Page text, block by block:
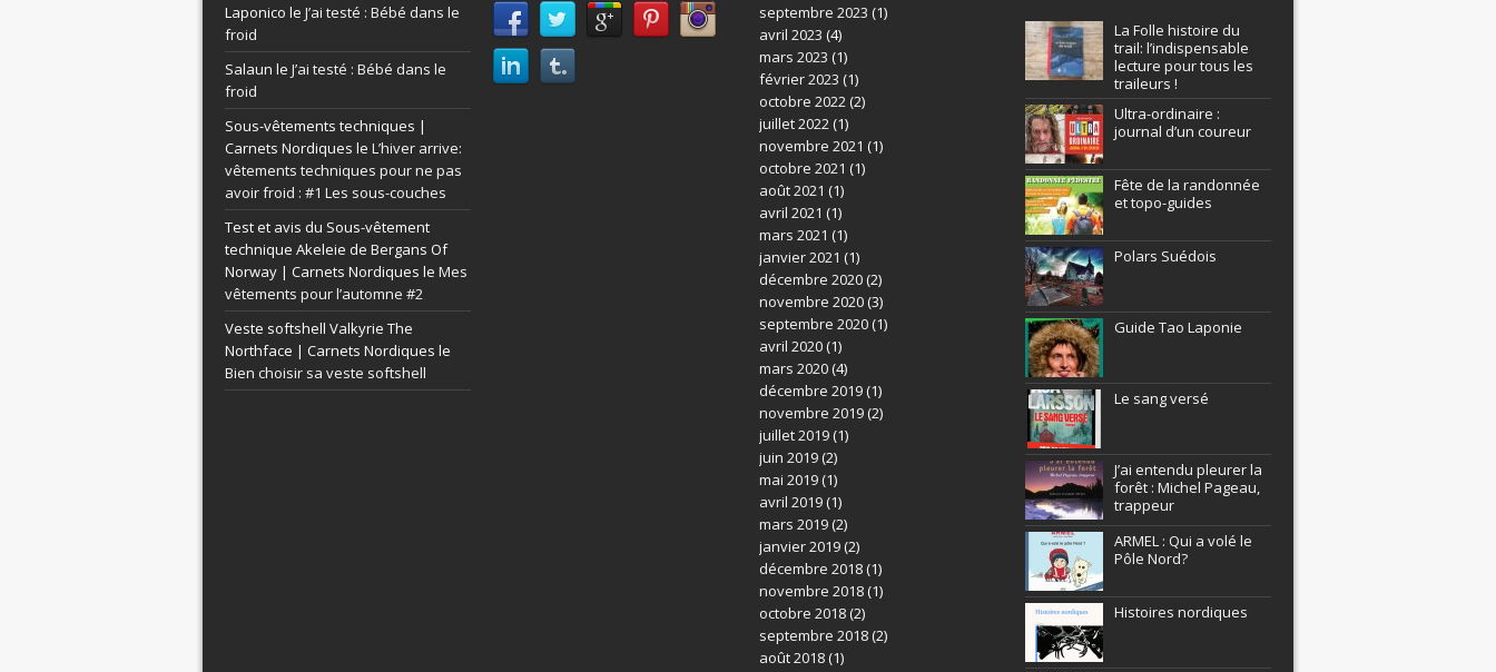
Laponico le J’ai testé : Bébé dans le
froid
Salaun le J’ai testé : Bébé dans le
froid
Sous-vêtements techniques |
Carnets Nordiques le L’hiver arrive:
vêtements techniques pour ne pas
avoir froid : #1 Les sous-couches
Test et avis du Sous-vêtement
technique Akeleie de Bergans Of
Norway | Carnets Nordiques le Mes
vêtements pour l’automne #2
Veste softshell Valkyrie The
Northface | Carnets Nordiques le
Bien choisir sa veste softshell
septembre 2023 (1)
avril 2023 (4)
mars 2023 (1)
février 2023 (1)
octobre 2022(2)
juillet 2022(1)
novembre 2021 (1)
octobre 2021 (1)
août 2021 (1)
avril 2021 (1)
mars 2021 (1)
janvier 2021 (1)
décembre 2020(2)
novembre 2020(3)
septembre 2020(1)
avril 2020(1)
mars 2020(4)
décembre 2019(1)
novembre 2019(2)
juillet 2019(1)
juin 2019(2)
mai 2019(1)
avril 2019(1)
mars 2019(2)
janvier 2019(2)
décembre 2018(1)
novembre 2018(1)
octobre 2018(2)
septembre 2018(2)
août 2018(1)
La Folle histoire du
trail: l’indispensable
lecture pour tous les
traileurs !
Ultra-ordinaire :
journal d’un coureur
Fête de la randonnée
et topo-guides
Polars Suédois
Guide Tao Laponie
Le sang versé
J’ai entendu pleurer la
forêt : Michel Pageau,
trappeur
ARMEL : Qui a volé le
Pôle Nord?
Histoires nordiques